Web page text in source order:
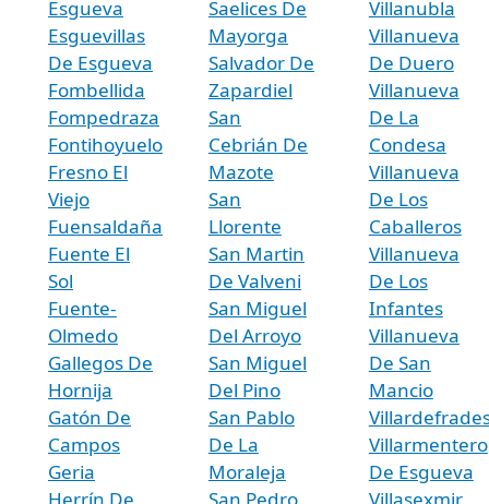
Esgueva
Esguevillas
De Esgueva
Fombellida
Fompedraza
Fontihoyuelo
Fresno El
Viejo
Fuensaldaña
Fuente El
Sol
Fuente-
Olmedo
Gallegos De
Hornija
Gatón De
Campos
Geria
Herrín De
Saelices De
Mayorga
Salvador De
Zapardiel
San
Cebrián De
Mazote
San
Llorente
San Martin
De Valveni
San Miguel
Del Arroyo
San Miguel
Del Pino
San Pablo
De La
Moraleja
San Pedro
Villanubla
Villanueva
De Duero
Villanueva
De La
Condesa
Villanueva
De Los
Caballeros
Villanueva
De Los
Infantes
Villanueva
De San
Mancio
Villarmentero
De Esgueva
Villasexmir